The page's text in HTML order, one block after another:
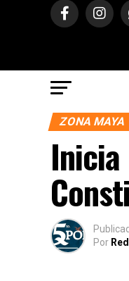
ZONA MAYA
Inicia
Por